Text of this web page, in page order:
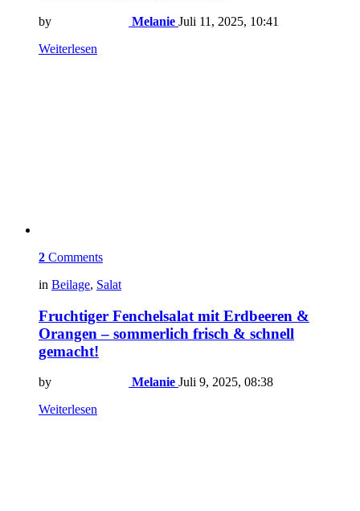
by Melanie Juli 11, 2025, 10:41
Weiterlesen
2 Comments
in Beilage, Salat
Fruchtiger Fenchelsalat mit Erdbeeren &
Orangen – sommerlich frisch & schnell
gemacht!
by Melanie Juli 9, 2025, 08:38
Weiterlesen